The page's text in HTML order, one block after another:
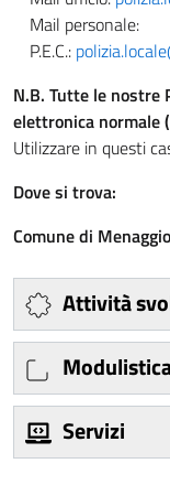
Mail personale:
P.E.C.:
N.B. Tutte le nostre
elettronica normale
Utilizzare in questi
Dove si trova:
Comune di Menaggio
Attività
Servizi